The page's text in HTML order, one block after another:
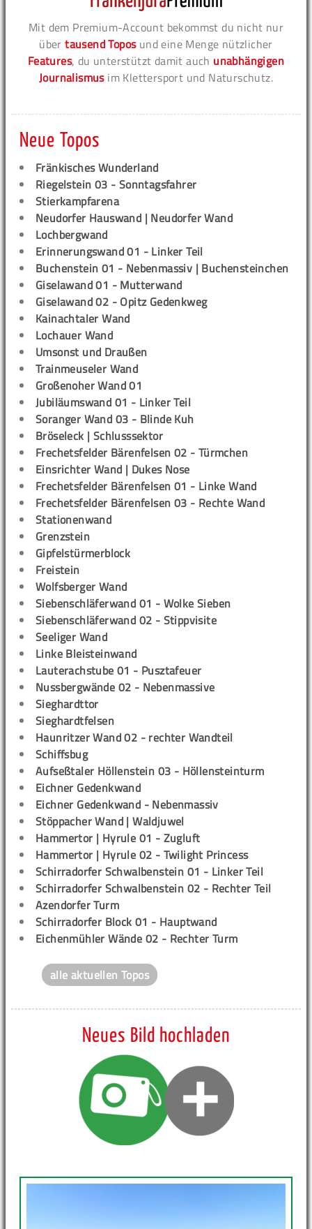
Mit dem Premium-Account bekommst du nicht nur
übertausend Toposund eine Menge nützlicher
Features, du unterstützt damit auch unabhängigen
Journalismusim Klettersport und Naturschutz.
Neue Topos
Fränkisches Wunderland
Riegelstein 03 - Sonntagsfahrer
Stierkampfarena
Neudorfer Hauswand | Neudorfer Wand
Lochbergwand
Erinnerungswand 01 - Linker Teil
Buchenstein 01 - Nebenmassiv | Buchensteinchen
Giselawand 01 - Mutterwand
Giselawand 02 - Opitz Gedenkweg
Kainachtaler Wand
Lochauer Wand
Umsonst und Draußen
Trainmeuseler Wand
Großenoher Wand 01
Jubiläumswand 01 - Linker Teil
Soranger Wand 03 - Blinde Kuh
Bröseleck | Schlusssektor
Frechetsfelder Bärenfelsen 02 - Türmchen
Einsrichter Wand | Dukes Nose
Frechetsfelder Bärenfelsen 01 - Linke Wand
Frechetsfelder Bärenfelsen 03 - Rechte Wand
Stationenwand
Grenzstein
Gipfelstürmerblock
Freistein
Wolfsberger Wand
Siebenschläferwand 01 - Wolke Sieben
Siebenschläferwand 02 - Stippvisite
Seeliger Wand
Linke Bleisteinwand
Lauterachstube 01 - Pusztafeuer
Nussbergwände 02 - Nebenmassive
Sieghardttor
Sieghardtfelsen
Haunritzer Wand 02 - rechter Wandteil
Schiffsbug
Aufseßtaler Höllenstein 03 - Höllensteinturm
Eichner Gedenkwand
Eichner Gedenkwand - Nebenmassiv
Stöppacher Wand | Waldjuwel
Hammertor | Hyrule 01 - Zugluft
Hammertor | Hyrule 02 - Twilight Princess
Schirradorfer Schwalbenstein 01 - Linker Teil
Schirradorfer Schwalbenstein 02 - Rechter Teil
Azendorfer Turm
Schirradorfer Block 01 - Hauptwand
Eichenmühler Wände 02 - Rechter Turm
alle aktuellen Topos
Neues Bild hochladen